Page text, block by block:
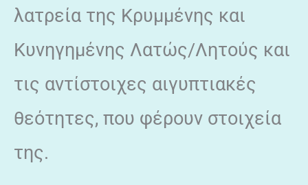
λατρεία της Κρυμμένης και
Κυνηγημένης Λατώς/Λητούς και
τις αντίστοιχες αιγυπτιακές
θεότητες, που φέρουν στοιχεία
της.